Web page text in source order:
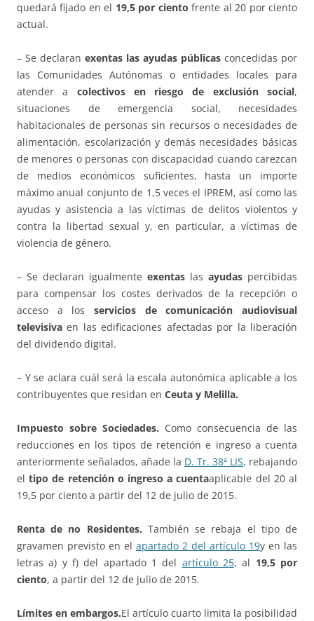
quedará fijado en el 19,5 por ciento frente al 20 por ciento
actual.
– Se declaran exentas las ayudas públicas concedidas por
las Comunidades Autónomas o entidades locales para
atender a colectivos en riesgo de exclusión social,
situaciones de emergencia social, necesidades
habitacionales de personas sin recursos o necesidades de
alimentación, escolarización y demás necesidades básicas
de menores o personas con discapacidad cuando carezcan
de medios económicos suficientes, hasta un importe
máximo anual conjunto de 1,5 veces el IPREM, así como las
ayudas y asistencia a las víctimas de delitos violentos y
contra la libertad sexual y, en particular, a víctimas de
violencia de género.
– Se declaran igualmente exentas las ayudas percibidas
para compensar los costes derivados de la recepción o
acceso a los servicios de comunicación audiovisual
televisiva en las edificaciones afectadas por la liberación
del dividendo digital.
– Y se aclara cuál será la escala autonómica aplicable a los
contribuyentes que residan en Ceuta y Melilla.
Impuesto sobre Sociedades. Como consecuencia de las
reducciones en los tipos de retención e ingreso a cuenta
anteriormente señalados, añade la D. Tr. 38ª LIS, rebajando
eltipo de retención o ingreso a cuentaaplicable del 20 al
19,5 por ciento a partir del 12 de julio de 2015.
Renta de no Residentes. También se rebaja el tipo de
gravamen previsto en el apartado 2 del artículo 19y en las
letras a) y f) del apartado 1 del artículo 25, al 19,5 por
ciento, a partir del 12 de julio de 2015.
Límites en embargos.El artículo cuarto limita la posibilidad